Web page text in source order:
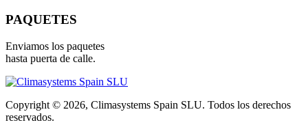
PAQUETES
Enviamos los paquetes
hasta puerta de calle.
Copyright © 2026, Climasystems Spain SLU. Todos los derechos
reservados.